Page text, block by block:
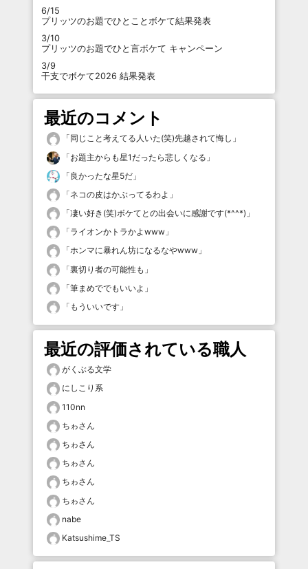
6/15
プリッツのお題でひとことボケて結果発表
3/10
プリッツのお題でひと言ボケて キャンペーン
3/9
干支でボケて2026 結果発表
最近のコメント
「同じこと考えてる人いた(笑)先越されて悔し 」
「お題主からも星1だったら悲しくなる 」
「 良かったな星5だ 」
「ネコの皮はかぶってるわよ 」
「凄い好き(笑)ボケてとの出会いに感謝です(*^^*) 」
「ライオンかトラかよwww 」
「ホンマに暴れん坊になるなやwww 」
「裏切り者の可能性も 」
「筆まめででもいいよ 」
「 もういいです 」
最近の評価されている職人
がくぶる文学
にしこり系
110nn
ちゎさん
ちゎさん
ちゎさん
ちゎさん
ちゎさん
nabe
Katsushime_TS